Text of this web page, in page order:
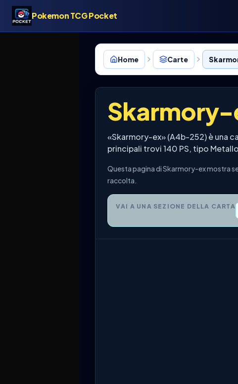
Pokemon TCG Pocket
Home Carte
«Skarmory-ex» (A4b-252) è una
principali trovi 140 PS, tipo
Questa pagina di Skarmory-ex mostra
raccolta.
VAI A UNA SEZIONE DELLA CARTA